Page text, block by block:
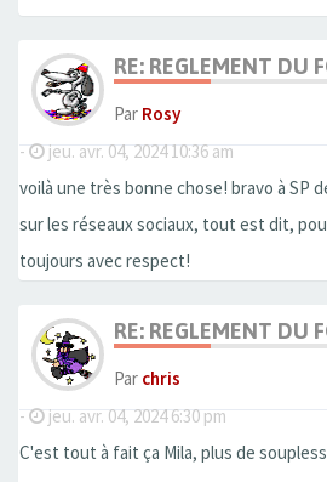
RE: REGLEMENT DU
Par Rosy
-
jeu. avr. 04, 2024 10:36 am
voilà une très bonne chose! bravo à SP
sur les réseaux sociaux, tout est dit,
toujours avec respect!
RE: REGLEMENT DU
Par chris
-
jeu. avr. 04, 2024 6:30 pm
C'est tout à fait ça Mila, plus de